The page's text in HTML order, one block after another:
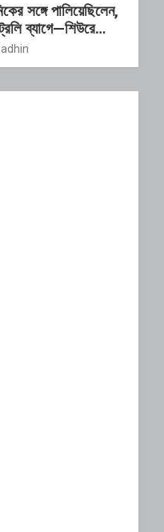
সঙ্গে পালিয়েছিলেন,
ব্যাগে—শিউরে